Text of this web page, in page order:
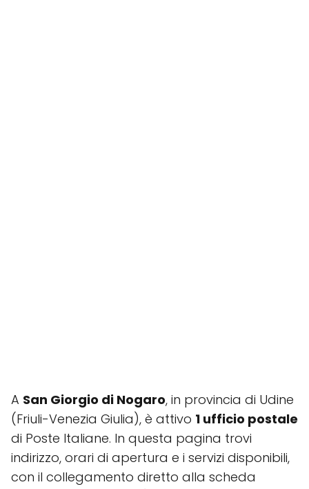
A San Giorgio di Nogaro, in provincia di Udine
(Friuli-Venezia Giulia), è attivo 1 ufficio postale
di Poste Italiane. In questa pagina trovi
indirizzo, orari di apertura e i servizi disponibili,
con il collegamento diretto alla scheda